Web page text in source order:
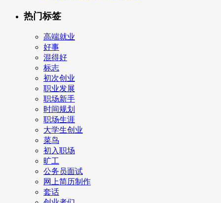
热门标签
高端就业
好事
混得好
标志
初次创业
职业发展
职场新手
时间规划
职场生涯
大学生创业
菜鸟
初入职场
旷工
公务员面试
网上简历制作
套话